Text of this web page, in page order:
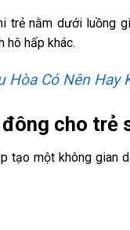
nằm dưới luồng
hô hấp khác.
Hòa Có Nên Hay
cho trẻ
tạo một không gian